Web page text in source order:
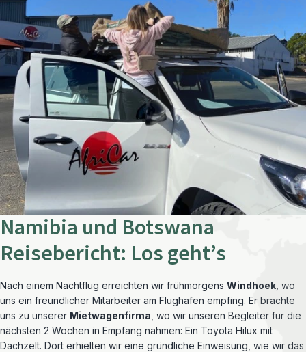
Namibia und Botswana
Reisebericht: Los geht’s
Nach einem Nachtflug erreichten wir frühmorgens Windhoek , wo
uns ein freundlicher Mitarbeiter am Flughafen empfing. Er brachte
uns zu unserer Mietwagenfirma , wo wir unseren Begleiter für die
nächsten 2 Wochen in Empfang nahmen: Ein Toyota Hilux mit
Dachzelt. Dort erhielten wir eine gründliche Einweisung, wie wir das